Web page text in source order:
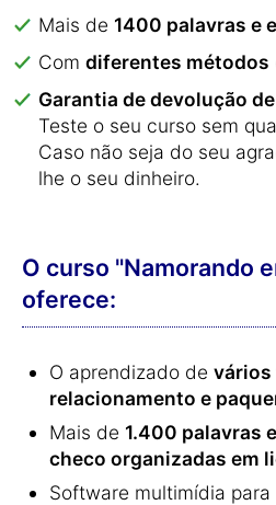
Mais de 1400 palavras e
Com diferentes métodos
Garantia de devolução
Teste o seu curso sem
Caso não seja do seu
lhe o seu dinheiro.
O curso "Namorando
oferece:
O aprendizado de vários
relacionamento e
Mais de 1.400 palavras
checo organizadas em
Software multimídia para